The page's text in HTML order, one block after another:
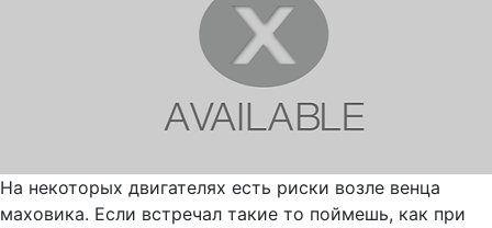
На некоторых двигателях есть риски возле венца
маховика. Если встречал такие то поймешь, как при